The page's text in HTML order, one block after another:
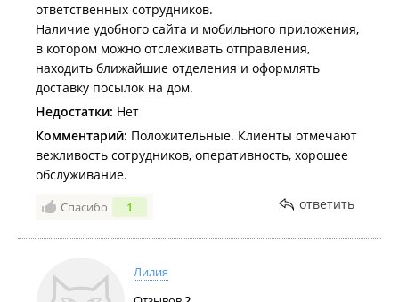
ответственных сотрудников.
Наличие удобного сайта и мобильного приложения,
в котором можно отслеживать отправления,
находить ближайшие отделения и оформлять
доставку посылок на дом.
Недостатки: Нет
Комментарий: Положительные. Клиенты отмечают
вежливость сотрудников, оперативность, хорошее
обслуживание.
Спасибо 1 ответить
Лилия